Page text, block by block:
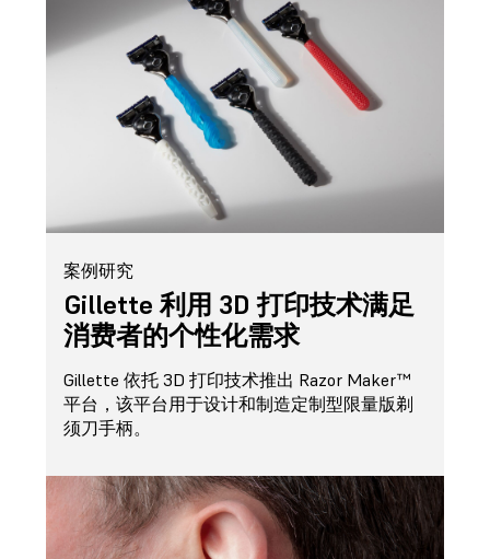
案例研究
Gillette 利用 3D 打印技术满足
消费者的个性化需求
Gillette 依托 3D 打印技术推出 Razor Maker™
平台，该平台用于设计和制造定制型限量版剃
须刀手柄。